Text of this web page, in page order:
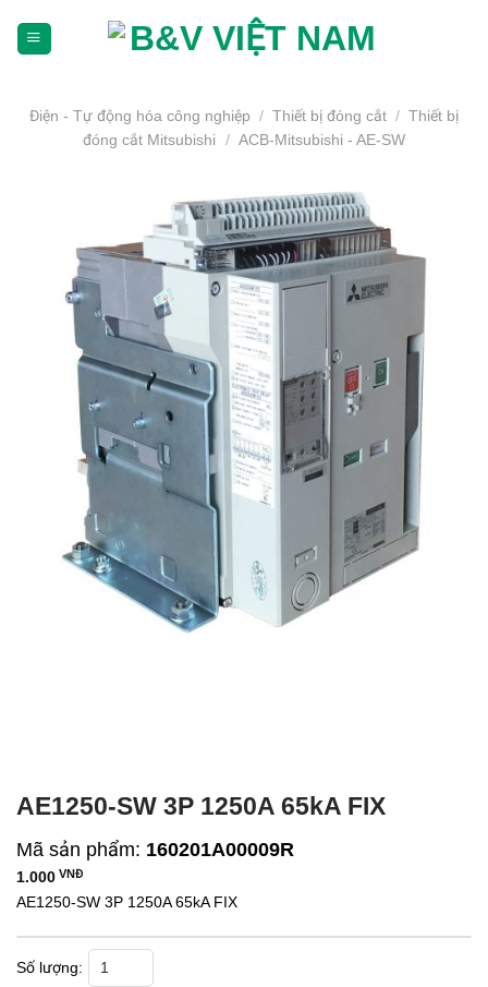
dịch)Điện - Tự động hóa công nghiệp / Thiết bị đóng cắt / Thiết bị
đóng cắt Mitsubishi
/ ACB-Mitsubishi - AE-SW
AE1250-SW 3P 1250A 65kA FIX
Mã sản phẩm: 160201A00009R
1.000 VNĐ
AE1250-SW 3P 1250A 65kA FIX
AE1250-SW 3P 1250A 65kA FIX số lượng